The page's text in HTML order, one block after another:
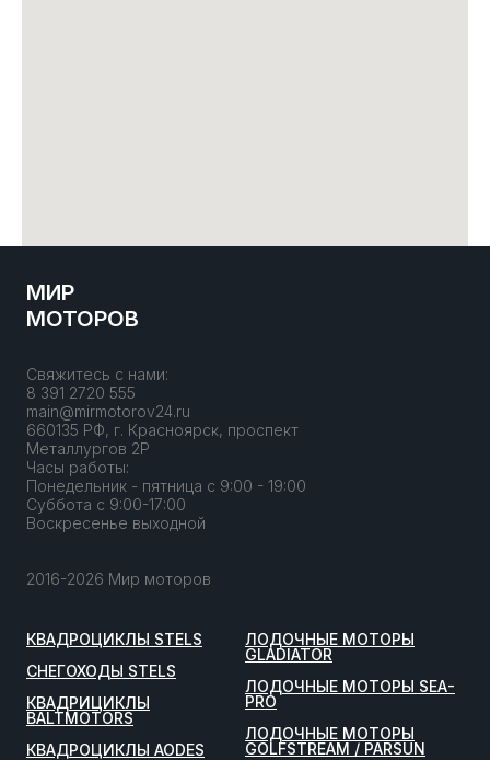
МИР
МОТОРОВ
Свяжитесь с нами:
8 391 2720 555
main@mirmotorov24.ru
660135 РФ, г. Красноярск, проспект
Металлургов 2Р
Часы работы:
Понедельник - пятница с 9:00 - 19:00
Суббота с 9:00-17:00
Воскресенье выходной
2016-2026 Мир моторов
КВАДРОЦИКЛЫ STELS
СНЕГОХОДЫ STELS
КВАДРИЦИКЛЫ
BALTMOTORS
КВАДРОЦИКЛЫ AODES
ЛОДОЧНЫЕ МОТОРЫ
GLADIATOR
ЛОДОЧНЫЕ МОТОРЫ SEA-
PRO
ЛОДОЧНЫЕ МОТОРЫ
GOLFSTREAM / PARSUN